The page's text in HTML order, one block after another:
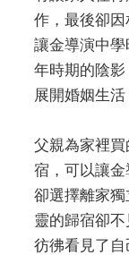
作，最後卻因
讓金導演中
年時期的陰影
展開婚姻生活
父親為家裡
宿，可以讓
卻選擇離家
靈的歸宿卻
彷彿看見了自